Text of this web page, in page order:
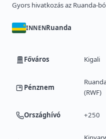
Gyors hivatkozás az Ruanda-
INNENRuanda
Főváros Kigali
Pénznem
(RWF)
Országhívó +250